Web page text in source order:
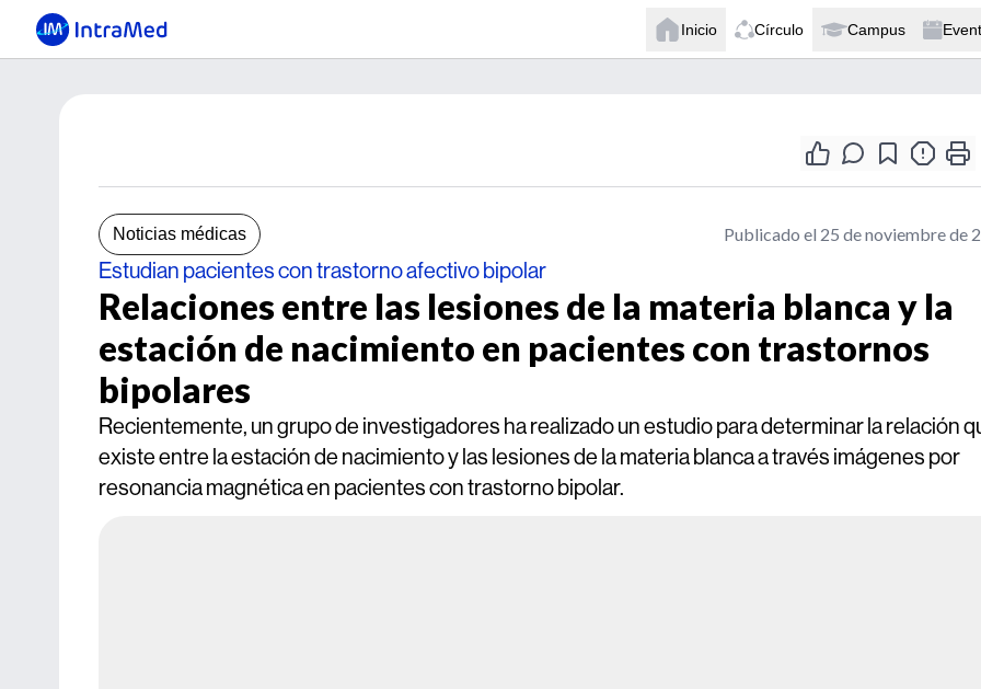
Inicio Círculo Campus
Noticias médicas Publicado el 25 de noviembre de
Estudian pacientes con trastorno afectivo bipolar
Relaciones entre las lesiones de la materia blanca y la
estación de nacimiento en pacientes con trastornos
bipolares
Recientemente, un grupo de investigadores ha realizado un estudio para determinar la relación
existe entre la estación de nacimiento y las lesiones de la materia blanca a través imágenes por
resonancia magnética en pacientes con trastorno bipolar.